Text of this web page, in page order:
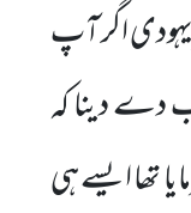
یہودی اگر آپ
دے دینا کہ
تھا ایسے ہی